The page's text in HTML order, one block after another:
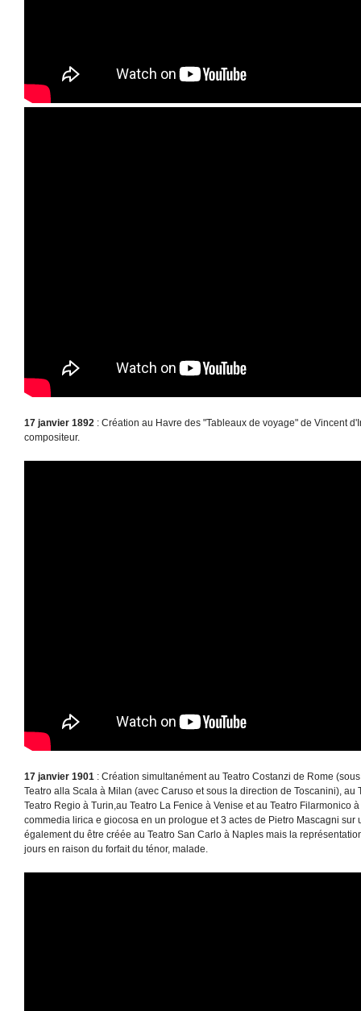
17 janvier 1892 : Création au Havre des "Tableaux de voyage" de Vincent
compositeur.
17 janvier 1901 : Création simultanément au Teatro Costanzi de Rome
Teatro alla Scala à Milan (avec Caruso et sous la direction de Toscanini), au
Teatro Regio à Turin,au Teatro La Fenice à Venise et au Teatro Filarmonico
commedia lirica e giocosa en un prologue et 3 actes de Pietro Mascagni sur
également du être créée au Teatro San Carlo à Naples mais la
jours en raison du forfait du ténor, malade.